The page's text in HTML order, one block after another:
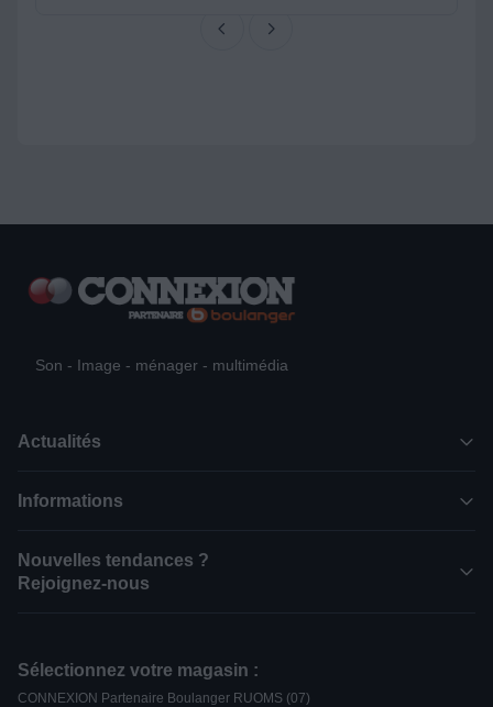
Son - Image - ménager - multimédia
Actualités
Informations
Nouvelles tendances ?
Rejoignez-nous
Sélectionnez votre magasin :
CONNEXION Partenaire Boulanger RUOMS (07)